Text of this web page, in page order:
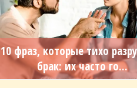
10 фраз, которые тихо
брак: их часто го...